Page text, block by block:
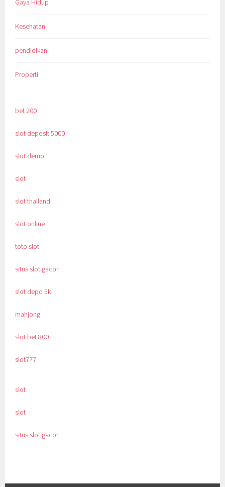
Gaya Hidup
Kesehatan
pendidikan
Properti
bet 200
slot deposit 5000
slot demo
slot
slot thailand
slot online
toto slot
situs slot gacor
slot depo 5k
mahjong
slot bet 800
slot777
slot
slot
situs slot gacor